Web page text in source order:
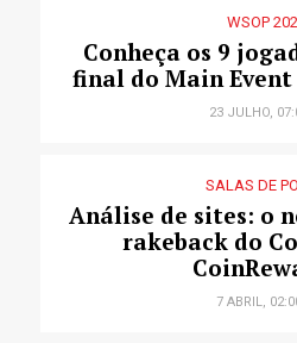
WSOP
Conheça os 9
final do Main Event
23 JULHO,
SALAS DE
Análise de sites: o
rakeback do
7 ABRIL,